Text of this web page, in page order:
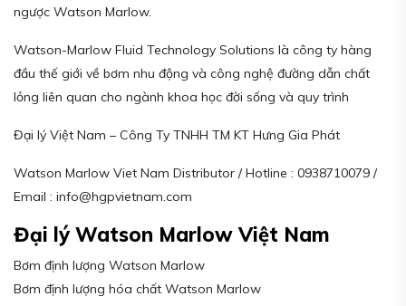
ngược Watson Marlow.
Watson-Marlow Fluid Technology Solutions là công ty hàng
đầu thế giới về bơm nhu động và công nghệ đường dẫn chất
lỏng liên quan cho ngành khoa học đời sống và quy trình
Đại lý Việt Nam – Công Ty TNHH TM KT Hưng Gia Phát
Watson Marlow Viet Nam Distributor / Hotline : 0938710079 /
Email : info@hgpvietnam.com
Đại lý Watson Marlow Việt Nam
Bơm định lượng Watson Marlow
Bơm định lượng hóa chất Watson Marlow